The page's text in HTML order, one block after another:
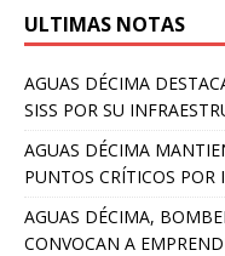
ULTIMAS NOTAS
AGUAS DÉCIMA
SISS POR SU
AGUAS DÉCIMA
PUNTOS CRÍTICOS
AGUAS DÉCIMA,
CONVOCAN A